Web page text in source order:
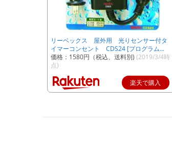
リーベックス 屋外用 光りセンサー付タ
イマーコンセント CDS24 [プログラム...
価格：1580円（税込、送料別) (2019/3/4時
点)
楽天で購入